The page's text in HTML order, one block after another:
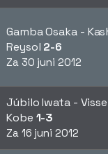
Gamba Osaka -
Reysol 2-6
Za 30 juni 2012
Júbilo Iwata -
Kobe 1-3
Za 16 juni 2012